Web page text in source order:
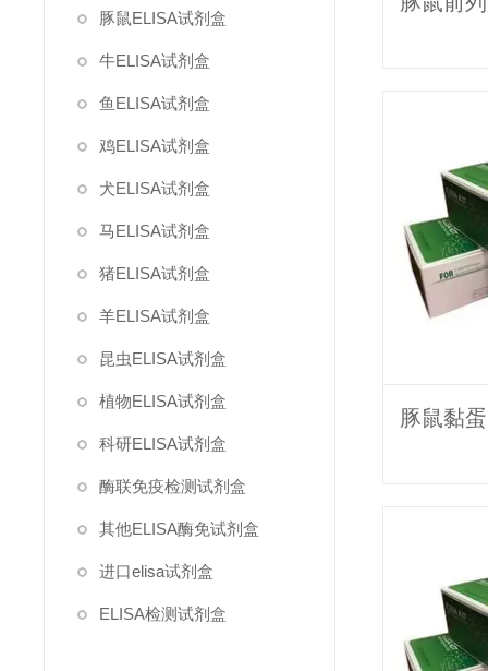
豚鼠ELISA试剂盒
牛ELISA试剂盒
鱼ELISA试剂盒
鸡ELISA试剂盒
犬ELISA试剂盒
马ELISA试剂盒
猪ELISA试剂盒
羊ELISA试剂盒
昆虫ELISA试剂盒
植物ELISA试剂盒
科研ELISA试剂盒
酶联免疫检测试剂盒
其他ELISA酶免试剂盒
进口elisa试剂盒
ELISA检测试剂盒